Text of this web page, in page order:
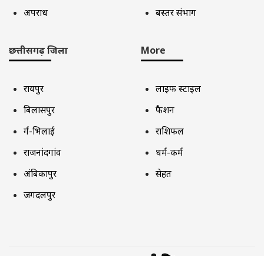
अपराध
बस्तर संभाग
छत्तीसगढ़ जिला
रायपुर
बिलासपुर
दुर्ग-भिलाई
राजनांदगांव
अंबिकापुर
जगदलपुर
More
लाइफ स्टाइल
फैशन
राशिफल
धर्म-कर्म
सेहत